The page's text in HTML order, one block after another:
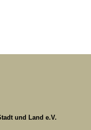
und Land e.V.